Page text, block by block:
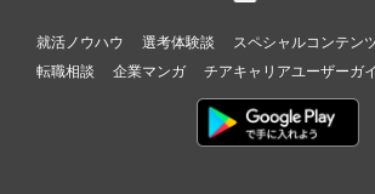
就活ノウハウ 選考体験談 スペシャルコンテン
転職相談
企業マンガ チアキャリアユーザーガ